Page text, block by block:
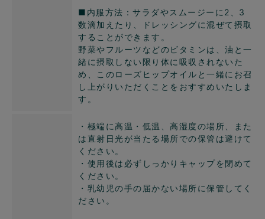
■内服方法：サラダやスムージーに2、3
数滴加えたり、ドレッシングに混ぜて摂取
することができます。
野菜やフルーツなどのビタミンは、油と一
緒に摂取しない限り体に吸収されないた
め、このローズヒップオイルと一緒にお召
し上がりいただくことをおすすめいたしま
す。
・極端に高温・低温、高湿度の場所、また
は直射日光が当たる場所での保管は避けて
ください。
・使用後は必ずしっかりキャップを閉めて
ください。
・乳幼児の手の届かない場所に保管してく
ださい。